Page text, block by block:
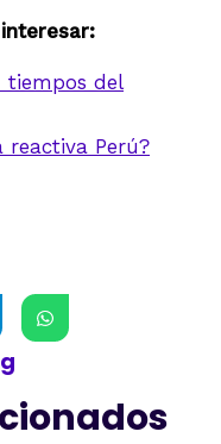
tiempos del
reactiva Perú?